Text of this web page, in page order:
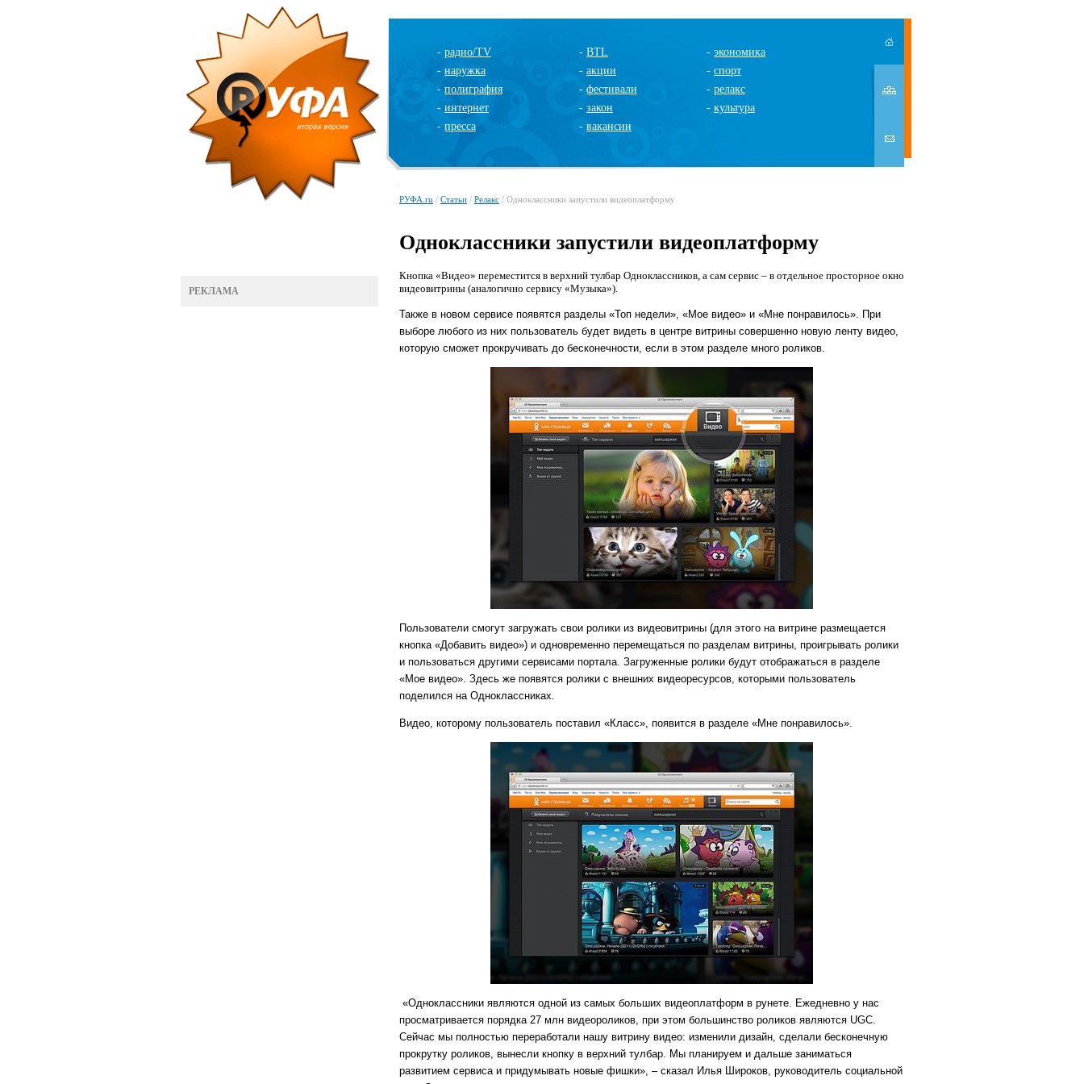
- радио/TV
- наружка
- полиграфия
- интернет
- пресса
- BTL
- акции
- фестивали
- закон
- вакансии
- экономика
- спорт
- релакс
- культура
РЕКЛАМА
РУФА.ru / Статьи / Релакс / Одноклассники запустили видеоплатформу
Одноклассники запустили видеоплатформу
Кнопка «Видео» переместится в верхний тулбар Одноклассников, а сам сервис – в отдельное просторное окно
видеовитрины (аналогично сервису «Музыка»).
Также в новом сервисе появятся разделы «Топ недели», «Мое видео» и «Мне понравилось». При
выборе любого из них пользователь будет видеть в центре витрины совершенно новую ленту видео,
которую сможет прокручивать до бесконечности, если в этом разделе много роликов.
Пользователи смогут загружать свои ролики из видеовитрины (для этого на витрине размещается
кнопка «Добавить видео») и одновременно перемещаться по разделам витрины, проигрывать ролики
и пользоваться другими сервисами портала. Загруженные ролики будут отображаться в разделе
«Мое видео». Здесь же появятся ролики с внешних видеоресурсов, которыми пользователь
поделился на Одноклассниках.
Видео, которому пользователь поставил «Класс», появится в разделе «Мне понравилось».
«Одноклассники являются одной из самых больших видеоплатформ в рунете. Ежедневно у нас
просматривается порядка 27 млн видеороликов, при этом большинство роликов являются UGC.
Сейчас мы полностью переработали нашу витрину видео: изменили дизайн, сделали бесконечную
прокрутку роликов, вынесли кнопку в верхний тулбар. Мы планируем и дальше заниматься
развитием сервиса и придумывать новые фишки» , – сказал Илья Широков, руководитель социальной